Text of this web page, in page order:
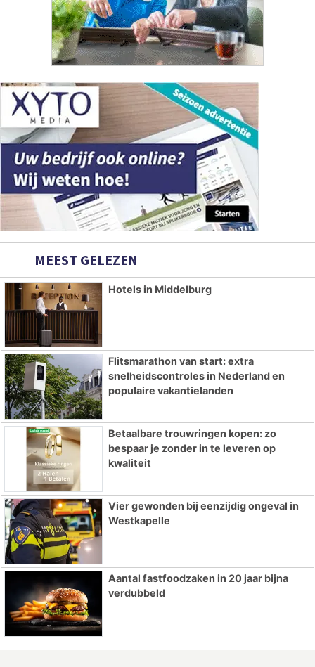
MEEST GELEZEN
Hotels in Middelburg
Flitsmarathon van start: extra
snelheidscontroles in Nederland en
populaire vakantielanden
Betaalbare trouwringen kopen: zo
bespaar je zonder in te leveren op
kwaliteit
Vier gewonden bij eenzijdig ongeval in
Westkapelle
Aantal fastfoodzaken in 20 jaar bijna
verdubbeld